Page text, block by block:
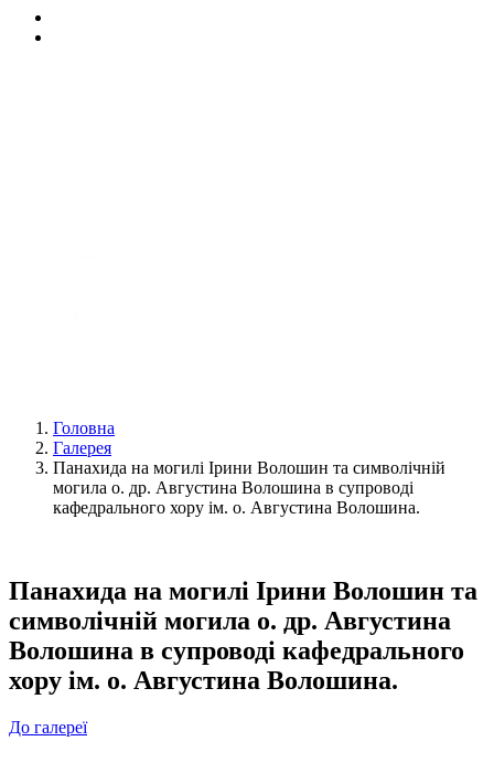
Головна
Галерея
Панахида на могилі Ірини Волошин та символічній
могила о. др. Августина Волошина в супроводі
кафедрального хору ім. о. Августина Волошина.
Панахида на могилі Ірини Волошин та
символічній могила о. др. Августина
Волошина в супроводі кафедрального
хору ім. о. Августина Волошина.
До галереї